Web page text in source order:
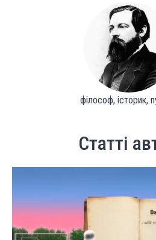
філософ, історик,
Статті